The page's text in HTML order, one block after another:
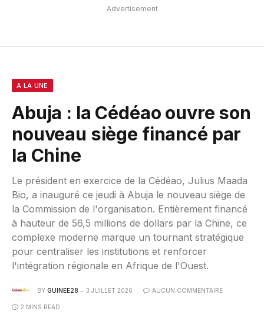
Advertisement
A LA UNE
Abuja : la Cédéao ouvre son
nouveau siège financé par
la Chine
Le président en exercice de la Cédéao, Julius Maada
Bio, a inauguré ce jeudi à Abuja le nouveau siège de
la Commission de l'organisation. Entièrement financé
à hauteur de 56,5 millions de dollars par la Chine, ce
complexe moderne marque un tournant stratégique
pour centraliser les institutions et renforcer
l'intégration régionale en Afrique de l'Ouest.
BY GUINEE28 3 JUILLET 2026 AUCUN COMMENTAIRE
2 MINS READ